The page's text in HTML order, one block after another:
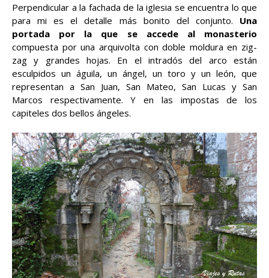
Perpendicular a la fachada de la iglesia se encuentra lo que
para mi es el detalle más bonito del conjunto. Una
portada por la que se accede al monasterio
compuesta por una arquivolta con doble moldura en zig-
zag y grandes hojas. En el intradós del arco están
esculpidos un águila, un ángel, un toro y un león, que
representan a San Juan, San Mateo, San Lucas y San
Marcos respectivamente. Y en las impostas de los
capiteles dos bellos ángeles.